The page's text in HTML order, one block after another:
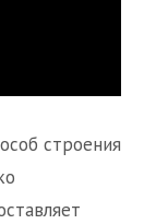
строения